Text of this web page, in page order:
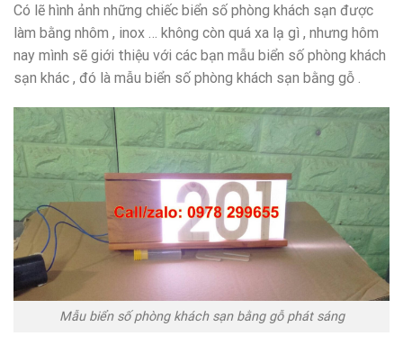
Có lẽ hình ảnh những chiếc biển số phòng khách sạn được
làm bằng nhôm , inox … không còn quá xa lạ gì , nhưng hôm
nay mình sẽ giới thiệu với các bạn mẫu biển số phòng khách
sạn khác , đó là mẫu biển số phòng khách sạn bằng gỗ .
Mẫu biển số phòng khách sạn bằng gỗ phát sáng